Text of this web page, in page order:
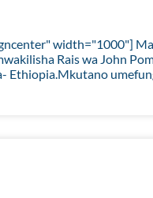
width="1000"]
Rais wa John
Ethiopia.Mkutano